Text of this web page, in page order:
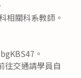
相關科系教師。
。
往交通請學員自